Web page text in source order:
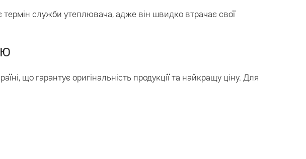
термін служби утеплювача, адже він швидко втрачає свої
що гарантує оригінальність продукції та найкращу ціну. Для